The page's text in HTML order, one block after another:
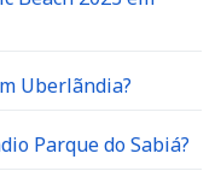
Uberlãndia?
Parque do Sabiá?